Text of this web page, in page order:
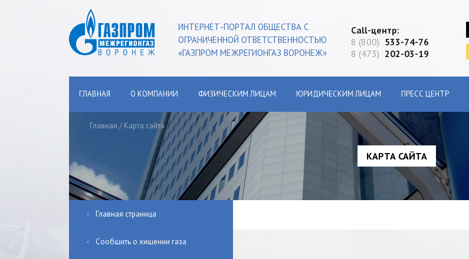
ИНТЕРНЕТ-ПОРТАЛ ОБЩЕСТВА С
ОГРАНИЧЕННОЙ ОТВЕТСТВЕННОСТЬЮ
«ГАЗПРОМ МЕЖРЕГИОНГАЗ ВОРОНЕЖ»
Сall-центр:
8 (800) 533-74-76
8 (473) 202-03-19
ГЛАВНАЯ О КОМПАНИИ ФИЗИЧЕСКИМ ЛИЦАМ ЮРИДИЧЕСКИМ ЛИЦАМ ПРЕСС ЦЕНТР
Главная / Карта сайта
КАРТА САЙТА
Главная страница
Сообщить о хищении газа